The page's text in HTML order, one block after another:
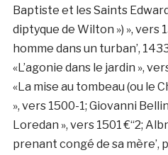
Baptiste et les Saints
diptyque de Wilton ») », vers
homme dans un turban’,
«L’agonie dans le jardin »,
«La mise au tombeau (ou le
», vers 1500-1; Giovanni
Loredan », vers 1501 €“2;
prenant congé de sa mère’,